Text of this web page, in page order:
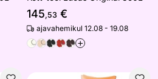
145,53 €
ajavahemikul 12.08 - 19.08
+